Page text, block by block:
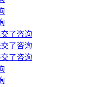
了咨询
了咨询
了咨询